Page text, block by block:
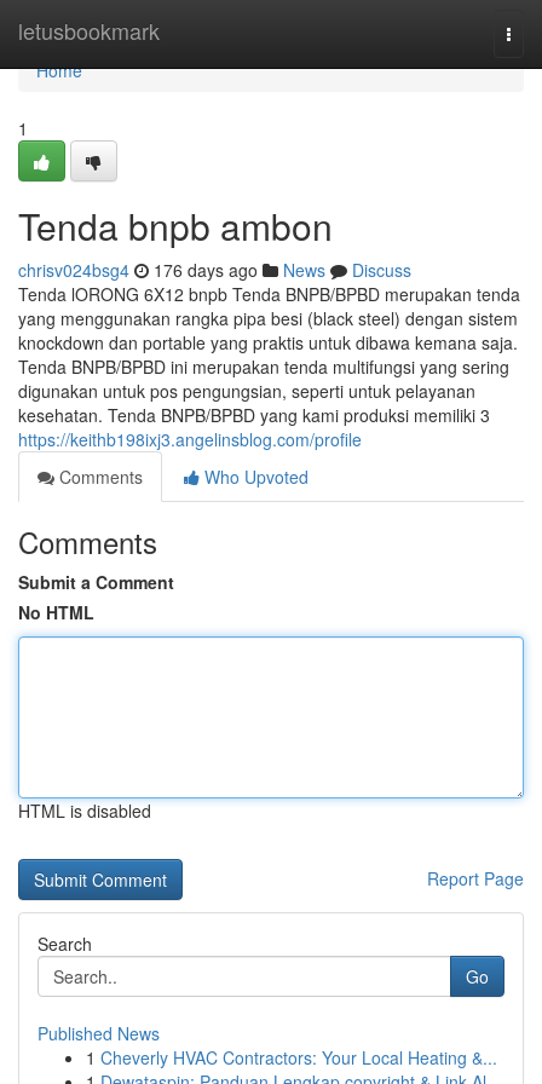
letusbookmark
Home
Home
1
Tenda bnpb ambon
chrisv024bsg4 176 days ago News
Discuss
Tenda lORONG 6X12 bnpb Tenda BNPB/BPBD merupakan tenda
yang menggunakan rangka pipa besi (black steel) dengan sistem
knockdown dan portable yang praktis untuk dibawa kemana saja.
Tenda BNPB/BPBD ini merupakan tenda multifungsi yang sering
digunakan untuk pos pengungsian, seperti untuk pelayanan
kesehatan. Tenda BNPB/BPBD yang kami produksi memiliki 3
https://keithb198ixj3.angelinsblog.com/profile
Comments
Who Upvoted
Comments
Submit a Comment
No HTML
HTML is disabled
Report Page
Search
Go
Published News
1 Cheverly HVAC Contractors: Your Local Heating &...